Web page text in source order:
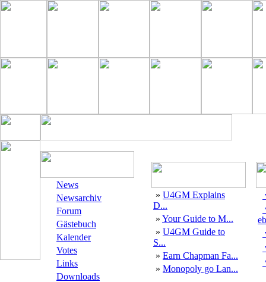
News
Newsarchiv
Forum
Gästebuch
Kalender
Votes
Links
Downloads
» U4GM Explains
D...
» Your Guide to M...
» U4GM Guide to
S...
» Earn Chapman Fa...
» Monopoly go Lan...